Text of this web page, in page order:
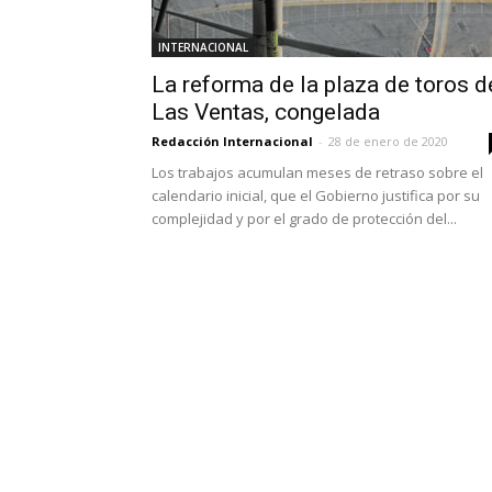
INTERNACIONAL
La reforma de la plaza de toros
Las Ventas, congelada
Redacción Internacional - 28 de enero de 2020
Los trabajos acumulan meses de retraso sobre el
calendario inicial, que el Gobierno justifica por su
complejidad y por el grado de protección del...